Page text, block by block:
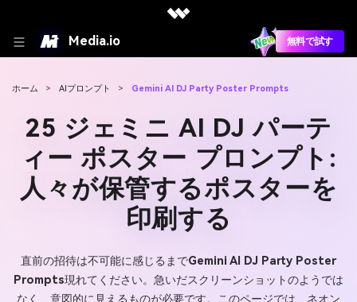
Media.io 無料で試す
ホーム > AIプロンプト > Gemini AI DJ Party Poster Prompts
25 ジェミニ AI DJ パーテ
ィー ポスター プロンプト:
人々が保管するポスターを
印刷する
直前の招待は不可能に感じるまでGemini AI DJ Party Poster
Prompts現れてください。急いだスクリーンショットのようでは
なく、意図的に見えるものが必要です。このページでは、ネオン